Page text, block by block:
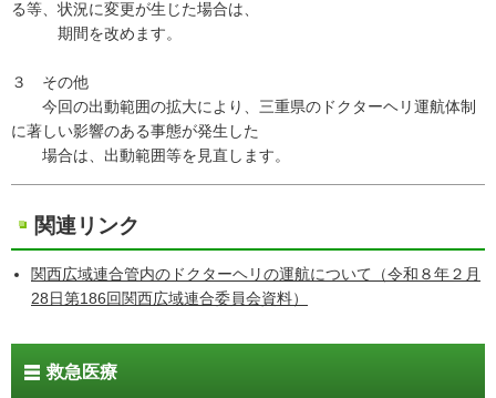
る等、状況に変更が生じた場合は、
期間を改めます。
３ その他
今回の出動範囲の拡大により、三重県のドクターヘリ運航体制
に著しい影響のある事態が発生した
場合は、出動範囲等を見直します。
関連リンク
関西広域連合管内のドクターヘリの運航について（令和８年２月
28日第186回関西広域連合委員会資料）
救急医療